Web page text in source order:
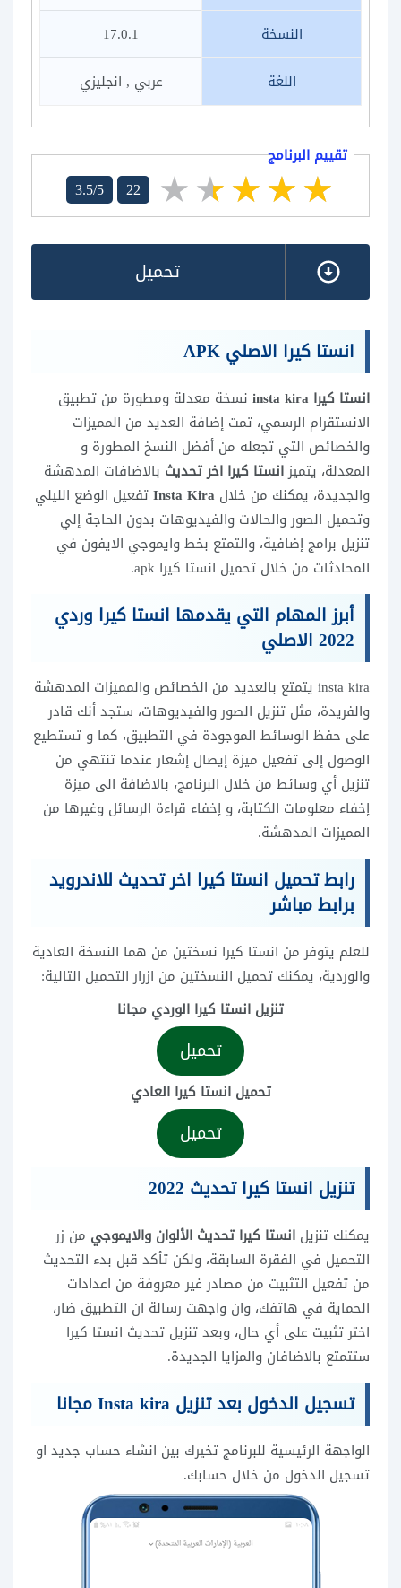
النسخة
17.0.1
اللغة
عربي , انجليزي
تقييم البرنامج
3.5/5 22
تحميل
انستا كيرا الاصلي APK
انستا كيرا insta kira
نسخة معدلة ومطورة من تطبيق
الانستقرام الرسمي، تمت إضافة العديد من المميزات
والخصائص التي تجعله من أفضل النسخ المطورة و
المعدلة، يتميزانستا كيرا اخر تحديث بالاضافات المدهشة
والجديدة، يمكنك من خلال Insta Kiraتفعيل الوضع الليلي
وتحميل الصور والحالات والفيديوهات بدون الحاجة إلي
تنزيل برامج إضافية، والتمتع بخط وايموجي الايفون في
المحادثات من خلال تحميل انستا كيرا apk.
أبرز المهام التي يقدمها انستا كيرا وردي
2022 الاصلي
insta kira يتمتع بالعديد من الخصائص والمميزات المدهشة
والفريدة، مثل تنزيل الصور والفيديوهات، ستجد أنك قادر
على حفظ الوسائط الموجودة في التطبيق، كما و تستطيع
الوصول إلى تفعيل ميزة إيصال إشعار عندما تنتهي من
تنزيل أي وسائط من خلال البرنامج، بالاضافة الى ميزة
إخفاء معلومات الكتابة، و إخفاء قراءة الرسائل وغيرها من
المميزات المدهشة.
رابط تحميل انستا كيرا اخر تحديث للاندرويد
برابط مباشر
للعلم يتوفر من انستا كيرا نسختين من هما النسخة العادية
والوردية، يمكنك تحميل النسختين من ازرار التحميل التالية:
تنزيل انستا كيرا الوردي مجانا
تحميل
تحميل انستا كيرا العادي
تحميل
تنزيل انستا كيرا تحديث 2022
يمكنك تنزيل انستا كيرا تحديث الألوان والايموجي من زر
التحميل في الفقرة السابقة، ولكن تأكد قبل بدء التحديث
من تفعيل التثبيت من مصادر غير معروفة من اعدادات
الحماية في هاتفك، وان واجهت رسالة ان التطبيق ضار،
اختر تثبيت على أي حال، وبعد تنزيل تحديث انستا كيرا
ستتمتع بالاضافان والمزايا الجديدة.
تسجيل الدخول بعد تنزيل Insta kira مجانا
الواجهة الرئيسية للبرنامج تخيرك بين انشاء حساب جديد او
تسجيل الدخول من خلال حسابك.